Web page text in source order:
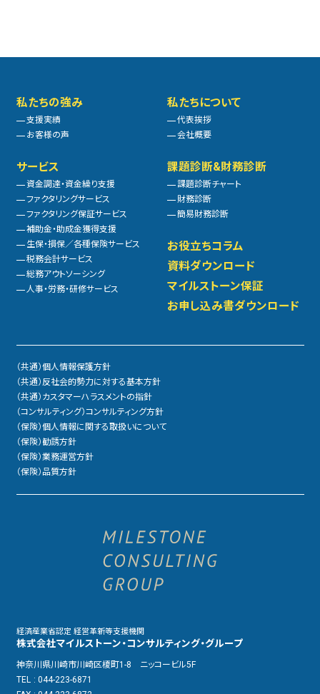
サービス
資金調達・資金繰り支援
ファクタリングサービス
ファクタリング保証サービス
補助金・助成金獲得支援
生保・損保／各種保険サービス
税務会計サービス
総務アウトソーシング
人事・労務・研修サービス
私たちの強み
支援実績
お客様の声
課題診断&財務診断
課題診断チャート
財務診断
簡易財務診断
お役立ちコラム
資料ダウンロード
マイルストーン保証
お申し込み書ダウンロード
私たちについて
代表挨拶
会社概要
（共通）個人情報保護方針
（共通）反社会的勢力に対する基本方針
（共通）カスタマーハラスメントの指針
（コンサルティング）コンサルティング方針
（保険）個人情報に関する取扱いについて
（保険）勧誘方針
（保険）業務運営方針
（保険）品質方針
経済産業省認定 経営革新等支援機関
株式会社マイルストーン・コンサルティング・グループ
神奈川県川崎市川崎区榎町1-8 ニッコービル5F
TEL : 044-223-6871